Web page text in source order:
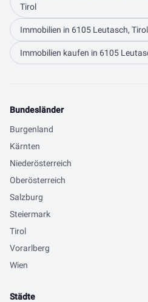
Tirol
Immobilien in 6105 Leutasch,
Immobilien kaufen in 6105
Bundesländer
Burgenland
Kärnten
Niederösterreich
Oberösterreich
Salzburg
Steiermark
Tirol
Vorarlberg
Wien
Städte